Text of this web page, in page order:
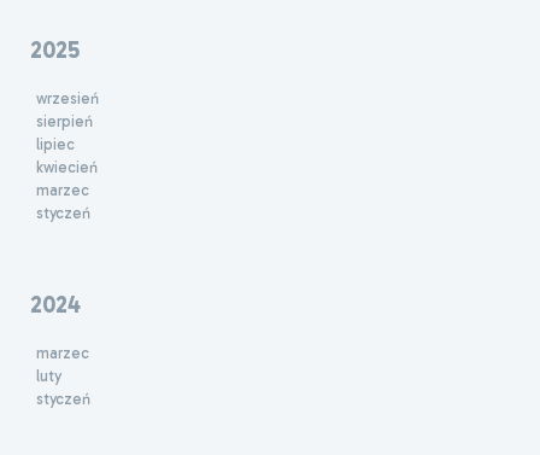
2025
wrzesień
sierpień
lipiec
kwiecień
marzec
styczeń
2024
marzec
luty
styczeń